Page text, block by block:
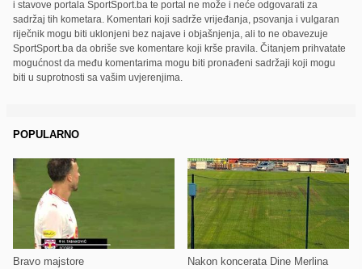
i stavove portala SportSport.ba te portal ne može i neće odgovarati za
sadržaj tih kometara. Komentari koji sadrže vrijeđanja, psovanja i vulgaran
riječnik mogu biti uklonjeni bez najave i objašnjenja, ali to ne obavezuje
SportSport.ba da obriše sve komentare koji krše pravila. Čitanjem prihvatate
mogućnost da među komentarima mogu biti pronađeni sadržaji koji mogu
biti u suprotnosti sa vašim uvjerenjima.
POPULARNO
Bravo majstore Nakon koncerata Dine Merlina